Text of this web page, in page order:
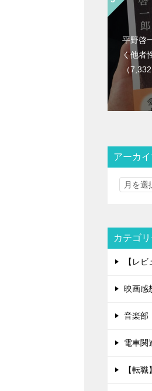
平野啓
く他者
（
アーカ
カテゴ
【レビ
映画感
音楽部
電車関
【転職】